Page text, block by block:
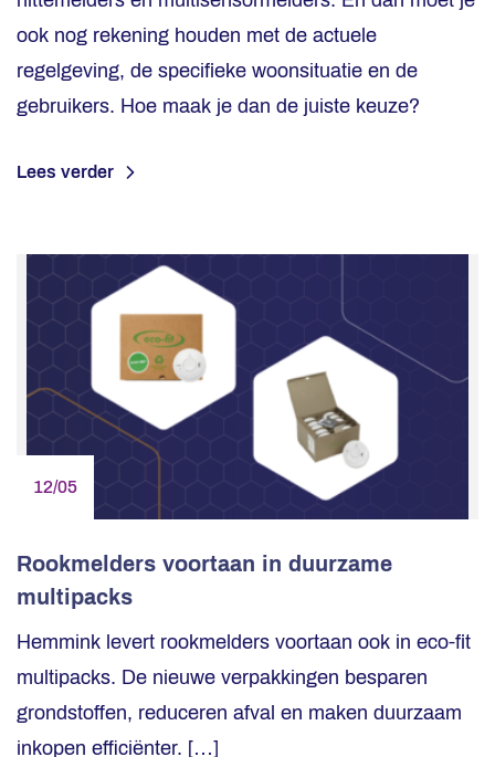
ook nog rekening houden met de actuele
regelgeving, de specifieke woonsituatie en de
gebruikers. Hoe maak je dan de juiste keuze?
Lees verder
12/05
Rookmelders voortaan in duurzame
multipacks
Hemmink levert rookmelders voortaan ook in eco-fit
multipacks. De nieuwe verpakkingen besparen
grondstoffen, reduceren afval en maken duurzaam
inkopen efficiënter. […]